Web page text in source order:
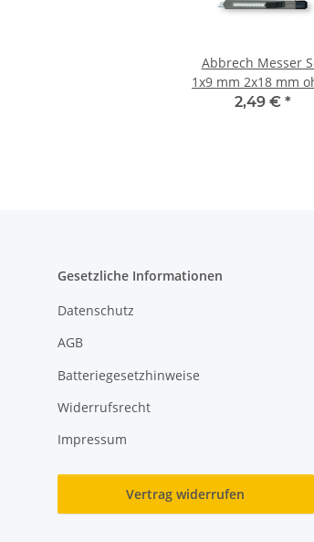
Abbrech Messer
1x9 mm 2x18 mm
Metallführung
2,49 € *
Gesetzliche Informationen
Datenschutz
AGB
Batteriegesetzhinweise
Widerrufsrecht
Impressum
Vertrag widerrufen